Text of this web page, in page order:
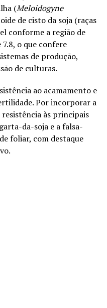
(Meloidogyne
de cisto da soja (raças
conforme a região de
o que confere
de produção,
de culturas.
ao acamamento e
Por incorporar a
às principais
da-soja e a falsa-
foliar, com destaque